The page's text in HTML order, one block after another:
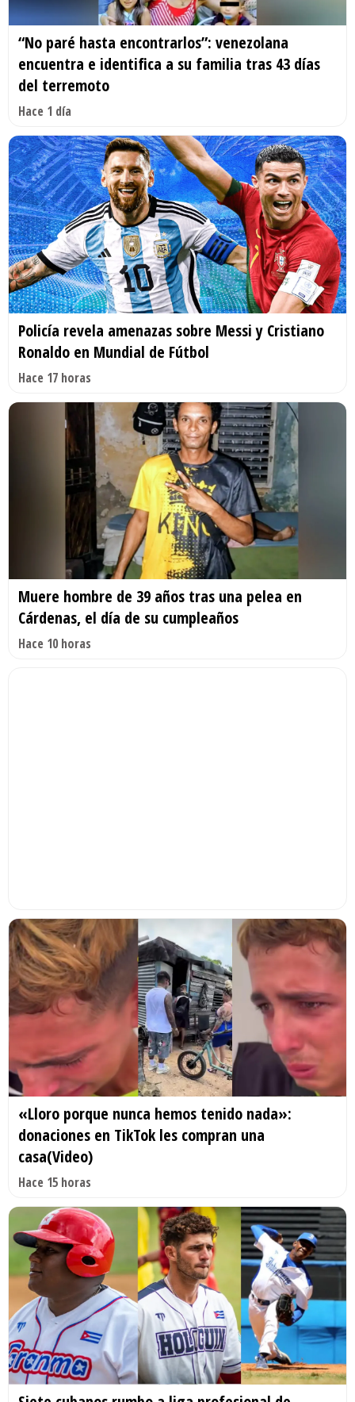
“No paré hasta encontrarlos”: venezolana
encuentra e identifica a su familia tras 43 días
del terremoto
Hace 1 día
Policía revela amenazas sobre Messi y Cristiano
Ronaldo en Mundial de Fútbol
Hace 17 horas
Muere hombre de 39 años tras una pelea en
Cárdenas, el día de su cumpleaños
Hace 10 horas
«Lloro porque nunca hemos tenido nada»:
donaciones en TikTok les compran una
casa(Video)
Hace 15 horas